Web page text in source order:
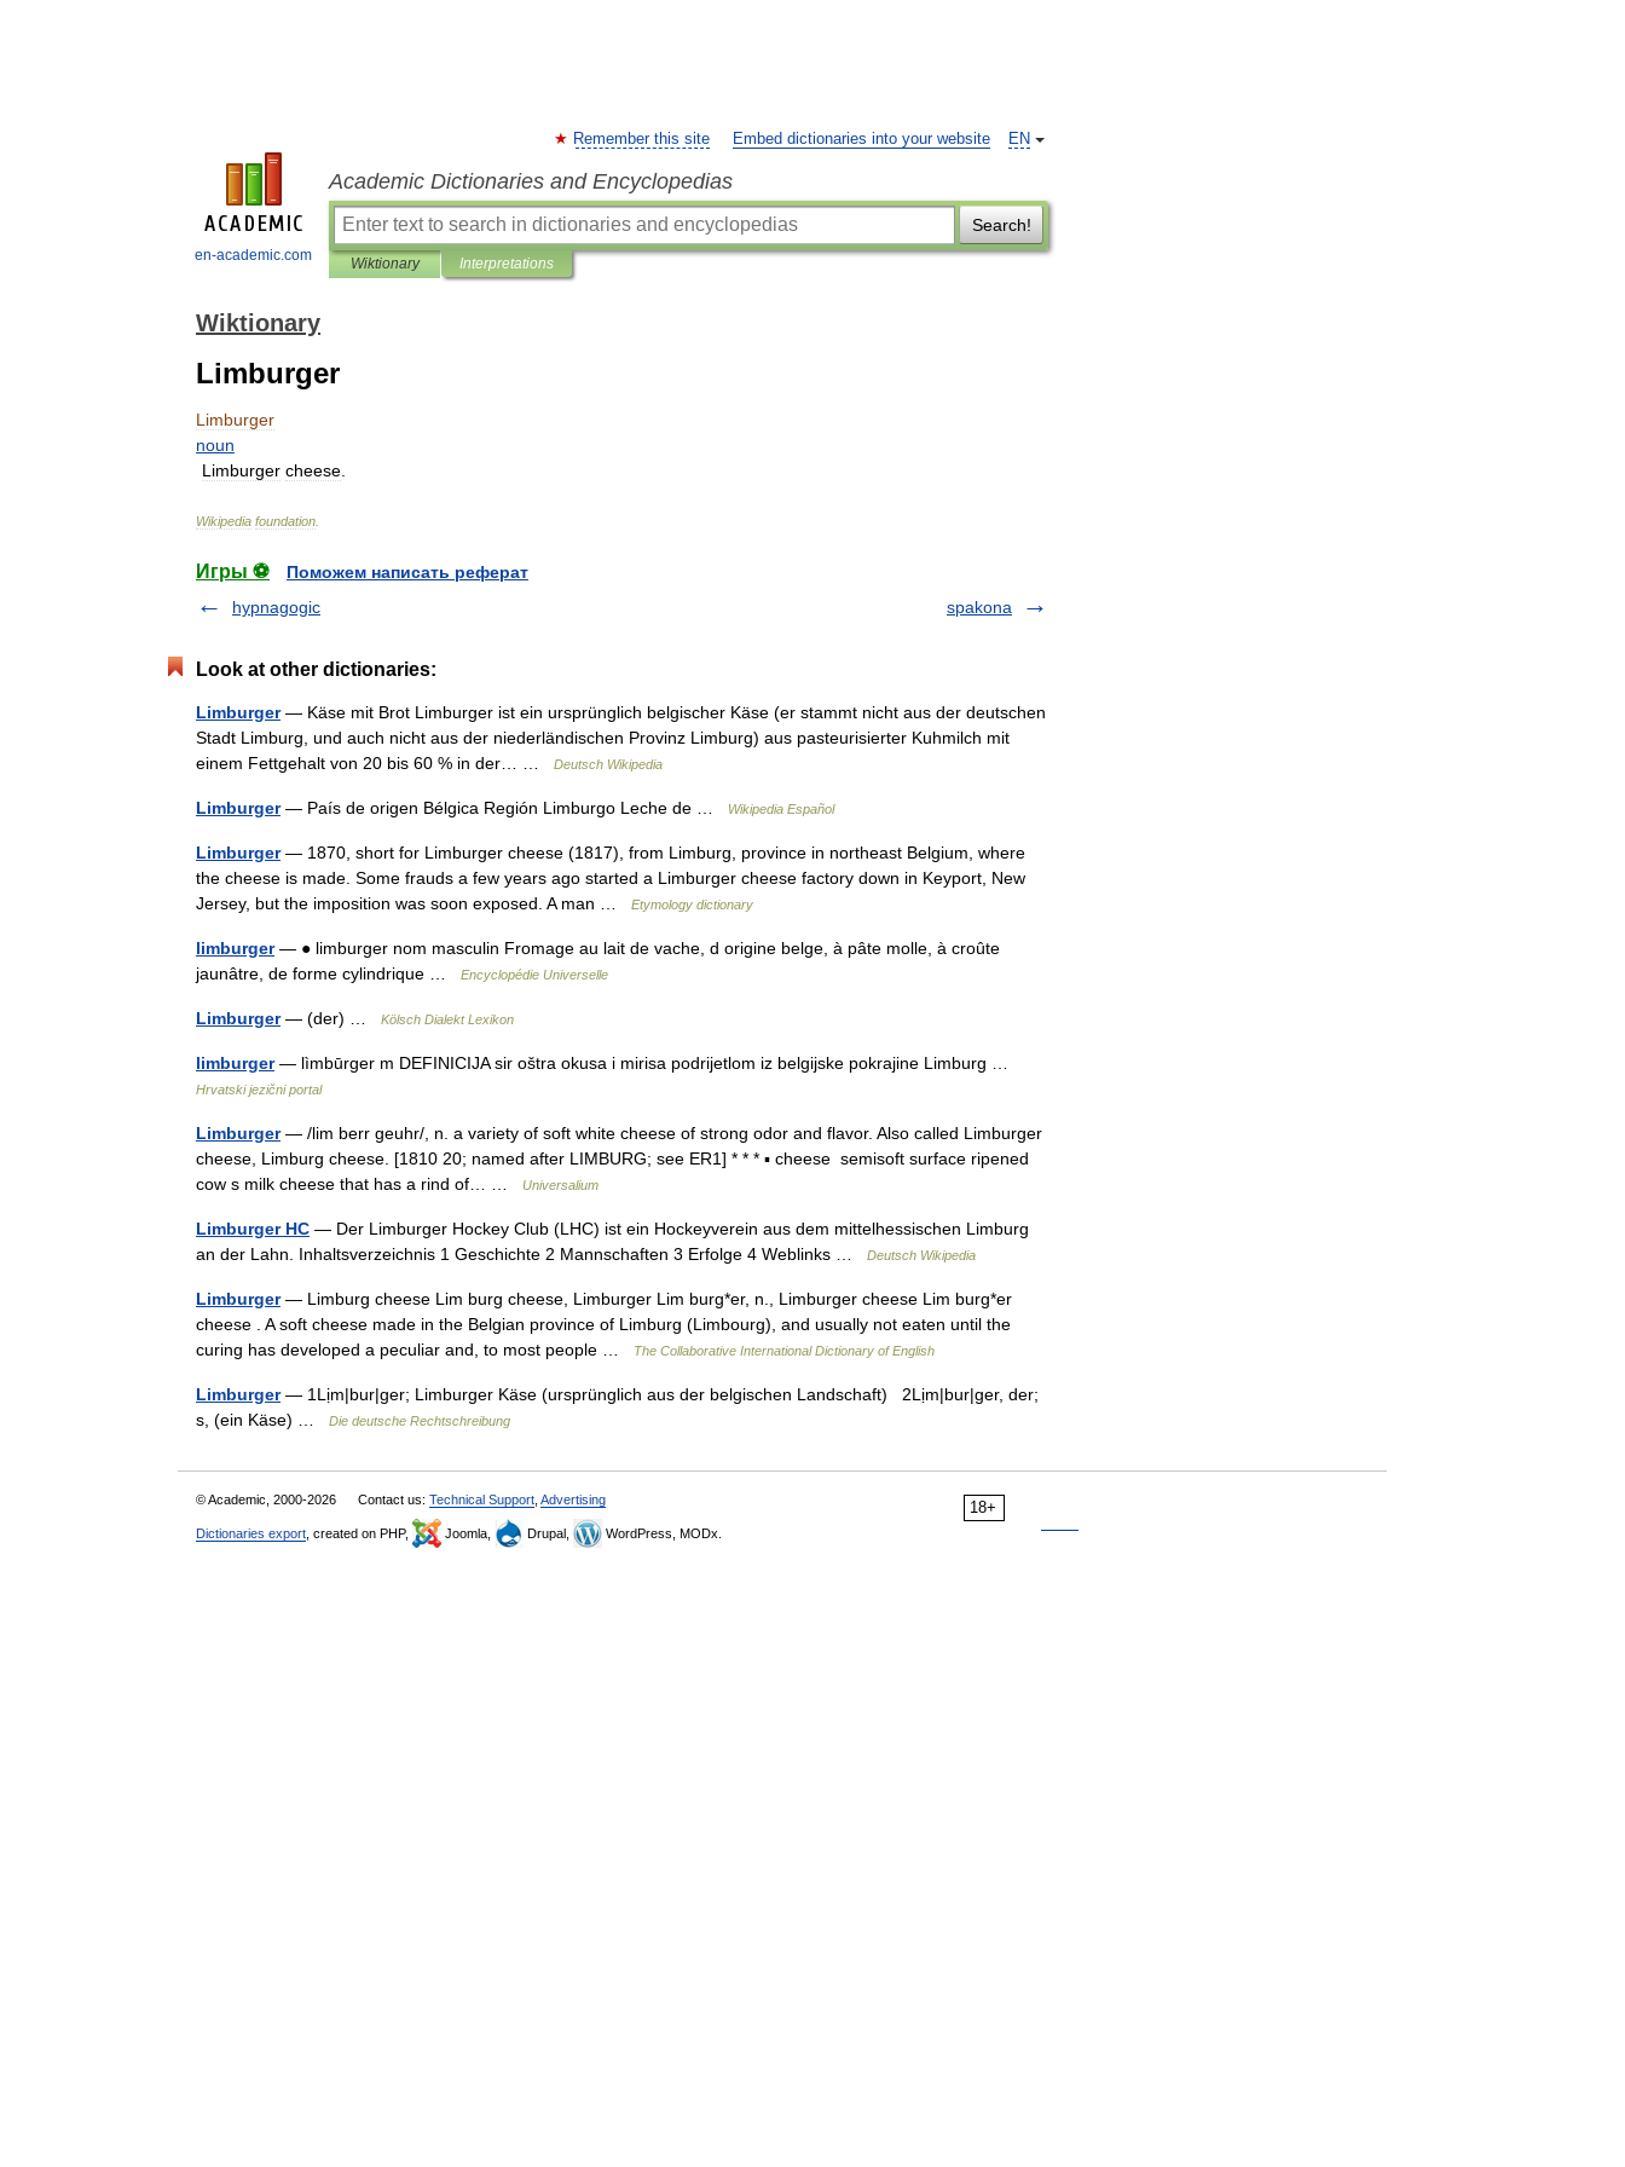
en-academic.com
EN
Remember this site Embed dictionaries into your website
Academic Dictionaries and Encyclopedias
Search!
Wiktionary Interpretations
Wiktionary
Limburger
Limburger
noun
Limburger cheese
Wikipedia foundation
Игры ⚽
Поможем написать реферат
hypnagogic
spakona
Look at other dictionaries:
Limburger— Käse mit Brot Limburger ist ein ursprünglich belgischer Käse (er stammt nicht aus der deutschen
Stadt Limburg, und auch nicht aus der niederländischen Provinz Limburg) aus pasteurisierter Kuhmilch mit
einem Fettgehalt von 20 bis 60 % in der… …
Deutsch Wikipedia
Limburger— País de origen Bélgica Región Limburgo Leche de … Wikipedia Español
Limburger— 1870, short for Limburger cheese (1817), from Limburg, province in northeast Belgium, where
the cheese is made. Some frauds a few years ago started a Limburger cheese factory down in Keyport, New
Jersey, but the imposition was soon exposed. A man …
Etymology dictionary
limburger— ● limburger nom masculin Fromage au lait de vache, d origine belge, à pâte molle, à croûte
jaunâtre, de forme cylindrique …
Encyclopédie Universelle
Limburger— (der) … Kölsch Dialekt Lexikon
limburger— lìmbūrger m DEFINICIJA sir oštra okusa i mirisa podrijetlom iz belgijske pokrajine Limburg …
Hrvatski jezični portal
Limburger— /lim berr geuhr/, n. a variety of soft white cheese of strong odor and flavor. Also called Limburger
cheese, Limburg cheese. [1810 20; named after LIMBURG; see ER1] * * * ▪ cheese semisoft surface ripened
cow s milk cheese that has a rind of… …
Universalium
Limburger HC — Der Limburger Hockey Club (LHC) ist ein Hockeyverein aus dem mittelhessischen Limburg
an der Lahn. Inhaltsverzeichnis 1 Geschichte 2 Mannschaften 3 Erfolge 4 Weblinks …
Deutsch Wikipedia
Limburger— Limburg cheese Lim burg cheese, Limburger Lim burg*er, n., Limburger cheese Lim burg*er
cheese . A soft cheese made in the Belgian province of Limburg (Limbourg), and usually not eaten until the
curing has developed a peculiar and, to most people …
The Collaborative International Dictionary of English
Limburger— 1Lịm|bur|ger; Limburger Käse (ursprünglich aus der belgischen Landschaft) 2Lịm|bur|ger, der;
s, (ein Käse) …
Die deutsche Rechtschreibung
18+
© Academic, 2000-2026 Contact us: Technical Support Advertising
Dictionaries export , created on PHP, Joomla, Drupal, WordPress, MODx.